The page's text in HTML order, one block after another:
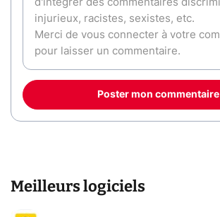
Poster mon commentaire
Meilleurs logiciels